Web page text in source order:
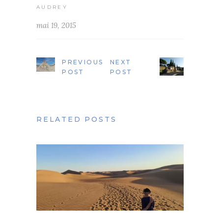
AUDREY
mai 19, 2015
PREVIOUS
POST
NEXT
POST
RELATED POSTS